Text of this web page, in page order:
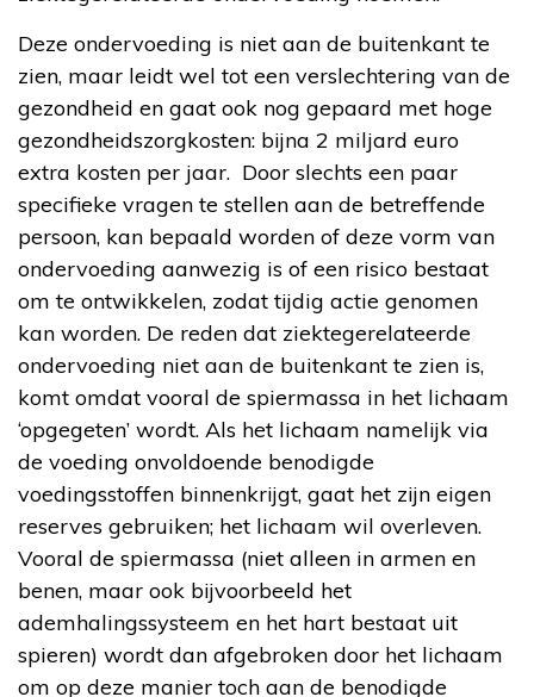
Deze ondervoeding is niet aan de buitenkant te
zien, maar leidt wel tot een verslechtering van de
gezondheid en gaat ook nog gepaard met hoge
gezondheidszorgkosten: bijna 2 miljard euro
extra kosten per jaar. Door slechts een paar
specifieke vragen te stellen aan de betreffende
persoon, kan bepaald worden of deze vorm van
ondervoeding aanwezig is of een risico bestaat
om te ontwikkelen, zodat tijdig actie genomen
kan worden. De reden dat ziektegerelateerde
ondervoeding niet aan de buitenkant te zien is,
komt omdat vooral de spiermassa in het lichaam
‘opgegeten’ wordt. Als het lichaam namelijk via
de voeding onvoldoende benodigde
voedingsstoffen binnenkrijgt, gaat het zijn eigen
reserves gebruiken; het lichaam wil overleven.
Vooral de spiermassa (niet alleen in armen en
benen, maar ook bijvoorbeeld het
ademhalingssysteem en het hart bestaat uit
spieren) wordt dan afgebroken door het lichaam
om op deze manier toch aan de benodigde